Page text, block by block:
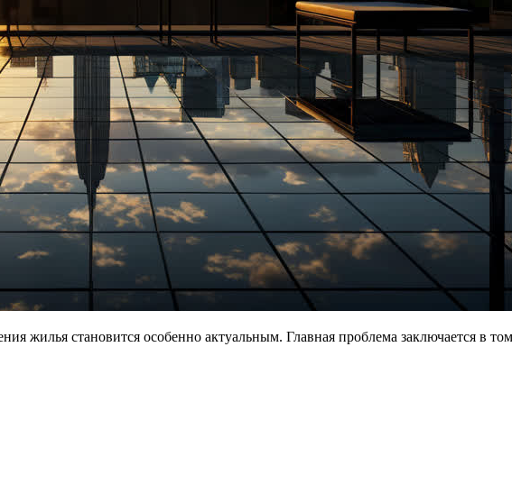
жилья становится особенно актуальным. Главная проблема заключается в